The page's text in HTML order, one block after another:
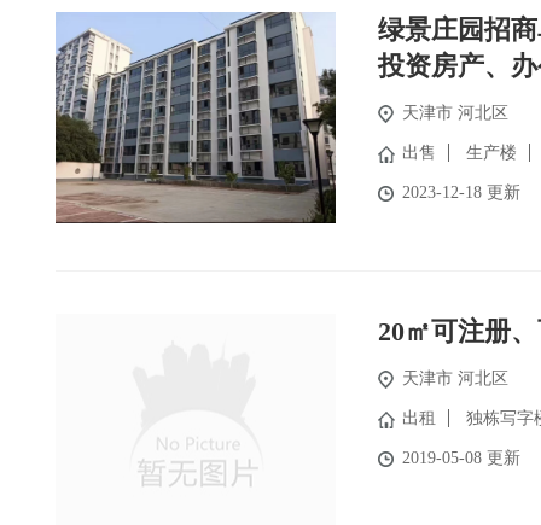
绿景庄园招
投资房产、
天津市 河北区
出售 生产楼
2023-12-18 更新
20㎡可注册
天津市 河北区
出租 独栋写字
2019-05-08 更新